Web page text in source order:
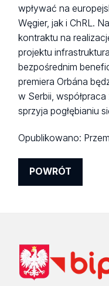
wpływać na
Węgier, jak i ChRL.
kontraktu na
projektu
bezpośrednim
premiera Orbána
w Serbii,
sprzyja pogłębianiu
Opublikowano:
POWRÓT